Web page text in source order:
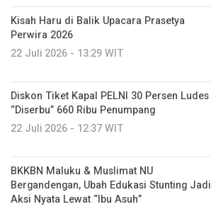
Kisah Haru di Balik Upacara Prasetya
Perwira 2026
22 Juli 2026 - 13:29 WIT
Diskon Tiket Kapal PELNI 30 Persen Ludes
“Diserbu” 660 Ribu Penumpang
22 Juli 2026 - 12:37 WIT
BKKBN Maluku & Muslimat NU
Bergandengan, Ubah Edukasi Stunting Jadi
Aksi Nyata Lewat “Ibu Asuh”